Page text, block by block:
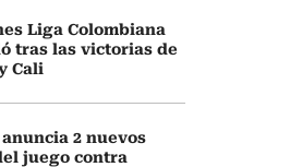
Liga Colombiana
tras las victorias de
Cali
2 nuevos
juego contra